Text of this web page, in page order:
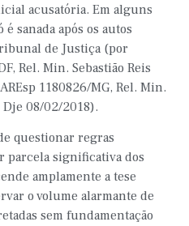
acusatória. Em alguns
sanada após os autos
de Justiça (por
Rel. Min. Sebastião Reis
1180826/MG, Rel. Min.
Dje 08/02/2018).
questionar regras
parcela significativa dos
amplamente a tese
o volume alarmante de
sem fundamentação